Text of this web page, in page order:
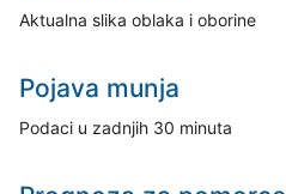
Aktualna slika oblaka i oborine
Pojava munja
Podaci u zadnjih 30 minuta